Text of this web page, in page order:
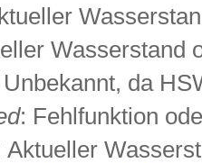
Wasserstand
Unbekannt, da
: Fehlfunktion
Aktueller